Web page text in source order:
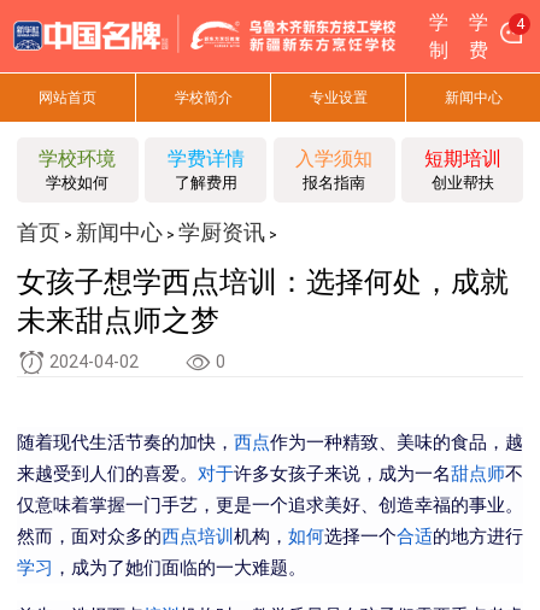
学
制
学
费
4
网站首页 学校简介 专业设置 新闻中心
学校环境
学校如何
学费详情
了解费用
入学须知
报名指南
短期培训
创业帮扶
首页 > 新闻中心> 学厨资讯>
女孩子想学西点培训：选择何处，成就
未来甜点师之梦
2024-04-02 0
随着现代生活节奏的加快， 西点作为一种精致、美味的食品，越
来越受到人们的喜爱。 对于许多女孩子来说，成为一名甜点师不
仅意味着掌握一门手艺，更是一个追求美好、创造幸福的事业。
然而，面对众多的西点培训 机构，如何选择一个合适的地方进行
学习 ，成为了她们面临的一大难题。